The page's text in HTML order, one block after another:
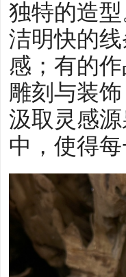
独特的造
洁明快的
感；有的
雕刻与装
汲取灵感
中，使得